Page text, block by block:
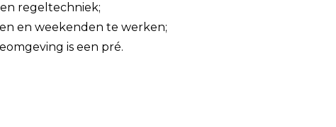
regeltechniek;
en weekenden te werken;
is een pré.